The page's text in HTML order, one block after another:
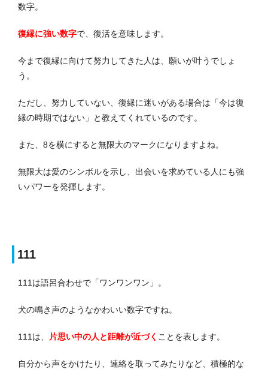
数字。
復縁に強い数字で、復活を意味します。
今まで復縁に向けて努力してきた人は、願いが叶うでしょ
う。
ただし、努力していない、復縁に迷いがある場合は「今は復
縁の時期ではない」と教えてくれているのです。
また、8を横にすると無限大のマークになりますよね。
無限大は愛のシンボルを示し、出会いを求めている人にも強
いパワーを発揮します。
111
111は語呂合わせで「ワンワンワン」。
犬の鳴き声のようなかわいい数字ですね。
111は、 片思い中の人と距離が近づく ことを表します。
自分から声をかけたり、連絡を取ってみたりなど、積極的な